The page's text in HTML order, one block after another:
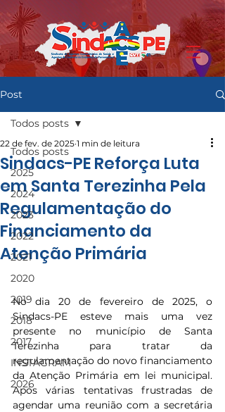
Post
Todos posts
2025
2024
2023
2022
2021
2020
2019
2018
2017
INSTAGRAM
2026
Todos posts
Sindacs-PE Reforça Luta
em Santa Terezinha Pela
Regulamentação do
Financiamento da
Atenção Primária
22 de fev. de 2025 1 min de leitura
No dia 20 de fevereiro de 2025, o
Sindacs-PE esteve mais uma vez
presente no município de Santa
Terezinha para tratar da
regulamentação do novo financiamento
da Atenção Primária em lei municipal.
Após várias tentativas frustradas de
agendar uma reunião com a secretária